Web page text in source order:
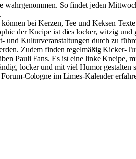
So findet jeden
bei Kerzen, Tee und Keksen
der Kneipe ist dies locker, witzig und
und Kulturveranstaltungen durch zu
Zudem finden regelmäßig Kicker-
Pauli Fans. Es ist eine linke Kneipe,
locker und mit viel Humor
Cologne im Limes-Kalender